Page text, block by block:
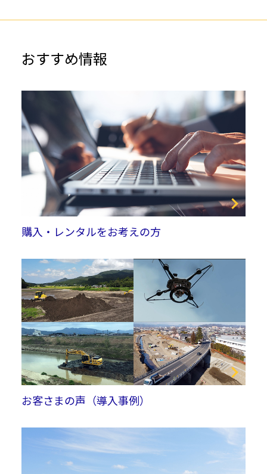
おすすめ情報
購入・レンタルをお考えの方
お客さまの声（導入事例）